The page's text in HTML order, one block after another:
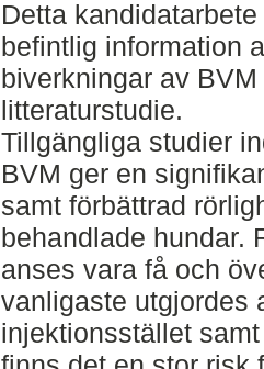
Detta
befintlig information
biverkningar av
litteraturstudie.
Tillgängliga studier
BVM ger en
samt förbättrad
behandlade hundar.
anses vara få och
vanligaste utgjordes
injektionsstället